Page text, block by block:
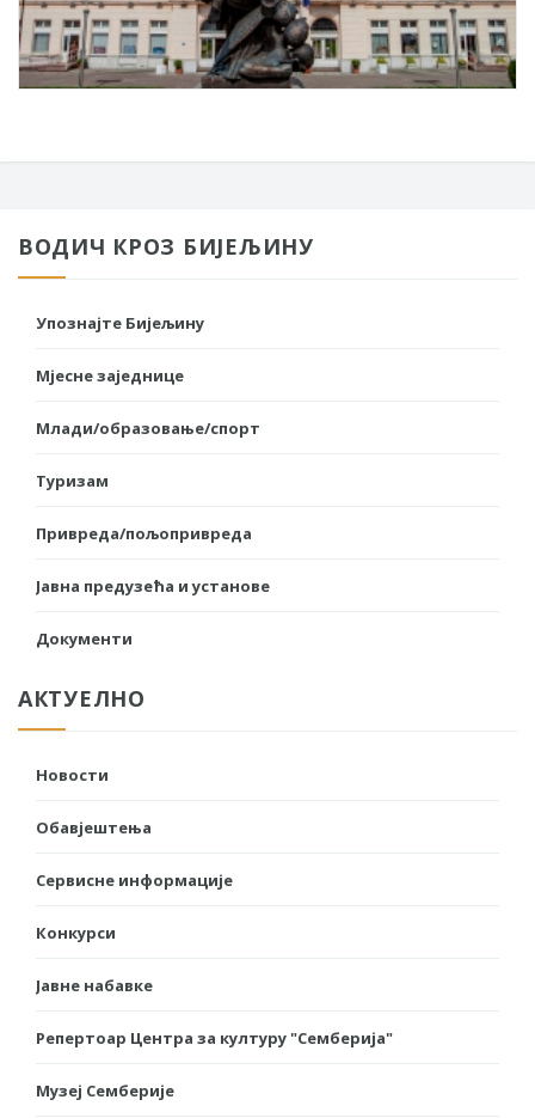
ВОДИЧ КРОЗ БИЈЕЉИНУ
Упознајте Бијељину
Мјесне заједнице
Млади/образовање/спорт
Туризам
Привреда/пољопривреда
Јавна предузећа и установе
Документи
АКТУЕЛНО
Новости
Обавјештења
Сервисне информације
Конкурси
Јавне набавке
Репертоар Центра за културу "Семберија"
Музеј Семберије